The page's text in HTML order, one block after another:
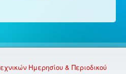
Ημερησίου & Περιοδικού